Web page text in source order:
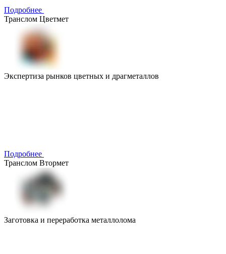
Подробнее
Транслом Цветмет
Экспертиза рынков цветных и драгметаллов
Подробнее
Транслом Втормет
Заготовка и переработка металлолома